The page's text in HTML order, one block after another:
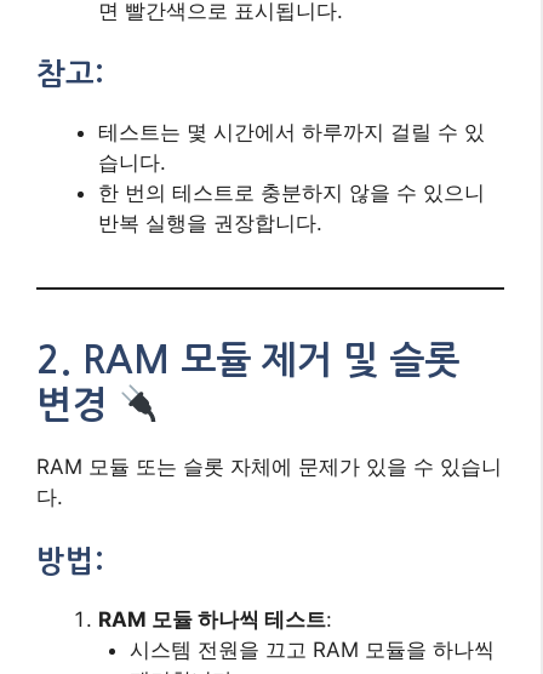
면 빨간색으로 표시됩니다.
참고:
테스트는 몇 시간에서 하루까지 걸릴 수 있
습니다.
한 번의 테스트로 충분하지 않을 수 있으니
반복 실행을 권장합니다.
2. RAM 모듈 제거 및 슬롯
변경
RAM 모듈 또는 슬롯 자체에 문제가 있을 수 있습니
다.
방법:
RAM 모듈 하나씩 테스트:
시스템 전원을 끄고 RAM 모듈을 하나씩